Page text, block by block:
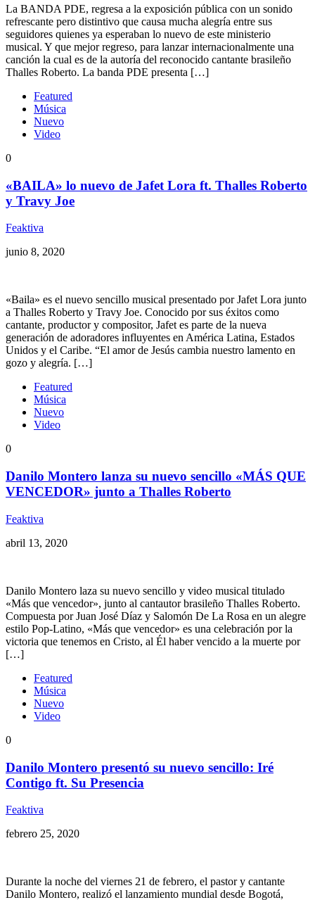
La BANDA PDE, regresa a la exposición pública con un sonido
refrescante pero distintivo que causa mucha alegría entre sus
seguidores quienes ya esperaban lo nuevo de este ministerio
musical. Y que mejor regreso, para lanzar internacionalmente una
canción la cual es de la autoría del reconocido cantante brasileño
Thalles Roberto. La banda PDE presenta […]
Featured
Música
Nuevo
Video
0
«BAILA» lo nuevo de Jafet Lora ft. Thalles Roberto
y Travy Joe
Feaktiva
junio 8, 2020
«Baila» es el nuevo sencillo musical presentado por Jafet Lora junto
a Thalles Roberto y Travy Joe. Conocido por sus éxitos como
cantante, productor y compositor, Jafet es parte de la nueva
generación de adoradores influyentes en América Latina, Estados
Unidos y el Caribe. “El amor de Jesús cambia nuestro lamento en
gozo y alegría. […]
Featured
Música
Nuevo
Video
0
Danilo Montero lanza su nuevo sencillo «MÁS QUE
VENCEDOR» junto a Thalles Roberto
Feaktiva
abril 13, 2020
Danilo Montero laza su nuevo sencillo y video musical titulado
«Más que vencedor», junto al cantautor brasileño Thalles Roberto.
Compuesta por Juan José Díaz y Salomón De La Rosa en un alegre
estilo Pop-Latino, «Más que vencedor» es una celebración por la
victoria que tenemos en Cristo, al Él haber vencido a la muerte por
[…]
Featured
Música
Nuevo
Video
0
Danilo Montero presentó su nuevo sencillo: Iré
Contigo ft. Su Presencia
Feaktiva
febrero 25, 2020
Durante la noche del viernes 21 de febrero, el pastor y cantante
Danilo Montero, realizó el lanzamiento mundial desde Bogotá,